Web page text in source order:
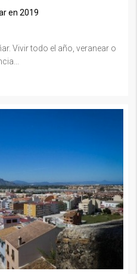
en 2019
Vivir todo el año, veranear o